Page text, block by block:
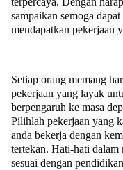
sampaikan semoga
mendapatkan pekerjaan
Setiap orang memang
pekerjaan yang layak
berpengaruh ke masa
Pilihlah pekerjaan yang
anda bekerja dengan
tertekan. Hati-hati dalam
sesuai dengan